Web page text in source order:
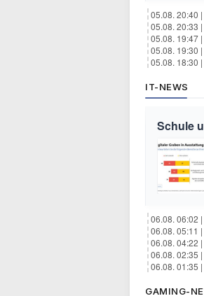
05.08. 20:40 |
05.08. 20:33 |
05.08. 19:47 |
05.08. 19:30 |
05.08. 18:30 |
IT-NEWS
Schule
06.08. 06:02 |
06.08. 05:11 |
06.08. 04:22 |
06.08. 02:35 |
06.08. 01:35 |
GAMING-